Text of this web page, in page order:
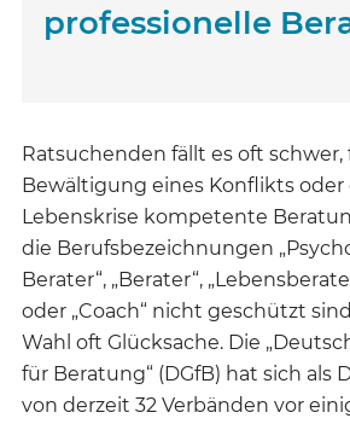
professionelle
Ratsuchenden fällt es oft schwer,
Bewältigung eines Konflikts oder
Lebenskrise kompetente
die Berufsbezeichnungen
Berater“, „Berater“,
oder „Coach“ nicht geschützt
Wahl oft Glücksache. Die
für Beratung“ (DGfB) hat sich als
von derzeit 32 Verbänden vor